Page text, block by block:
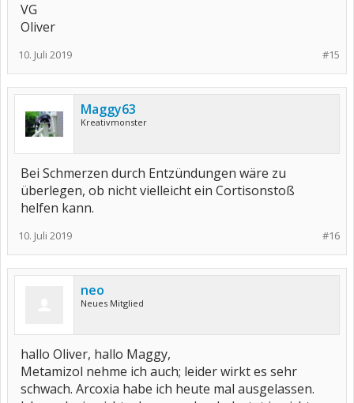
VG
Oliver
#15
10. Juli 2019
Maggy63
Kreativmonster
Bei Schmerzen durch Entzündungen wäre zu
überlegen, ob nicht vielleicht ein Cortisonstoß
helfen kann.
#16
10. Juli 2019
neo
Neues Mitglied
hallo Oliver, hallo Maggy,
Metamizol nehme ich auch; leider wirkt es sehr
schwach. Arcoxia habe ich heute mal ausgelassen.